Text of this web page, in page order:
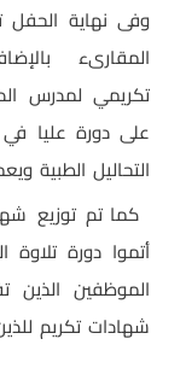
وفى نهاية الحفل
المقارىء
تكريمي لمدرس
على دورة عليا
التحاليل الطبية
كما تم توزيع
أتموا دورة
الموظفين الذين
شهادات تكريم